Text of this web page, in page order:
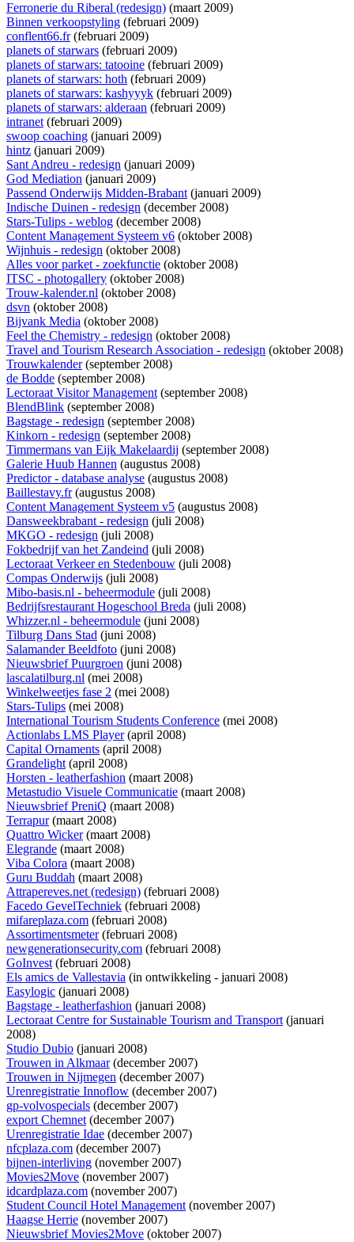
Ferronerie du Riberal (redesign) (maart 2009)
Binnen verkoopstyling (februari 2009)
conflent66.fr(februari 2009)
planets of starwars (februari 2009)
planets of starwars: tatooine (februari 2009)
planets of starwars: hoth (februari 2009)
planets of starwars: kashyyyk (februari 2009)
planets of starwars: alderaan (februari 2009)
intranet(februari 2009)
swoop coaching (januari 2009)
hintz (januari 2009)
Sant Andreu - redesign (januari 2009)
God Mediation (januari 2009)
Passend Onderwijs Midden-Brabant(januari 2009)
Indische Duinen - redesign (december 2008)
Stars-Tulips - weblog (december 2008)
Content Management Systeem v6 (oktober 2008)
Wijnhuis - redesign (oktober 2008)
Alles voor parket - zoekfunctie (oktober 2008)
ITSC - photogallery (oktober 2008)
Trouw-kalender.nl (oktober 2008)
dsvn (oktober 2008)
Bijvank Media (oktober 2008)
Feel the Chemistry - redesign (oktober 2008)
Travel and Tourism Research Association - redesign (oktober 2008)
Trouwkalender(september 2008)
de Bodde (september 2008)
Lectoraat Visitor Management(september 2008)
BlendBlink (september 2008)
Bagstage - redesign (september 2008)
Kinkorn - redesign (september 2008)
Timmermans van Eijk Makelaardij (september 2008)
Galerie Huub Hannen (augustus 2008)
Predictor - database analyse (augustus 2008)
Baillestavy.fr(augustus 2008)
Content Management Systeem v5 (augustus 2008)
Dansweekbrabant - redesign (juli 2008)
MKGO - redesign (juli 2008)
Fokbedrijf van het Zandeind (juli 2008)
Lectoraat Verkeer en Stedenbouw (juli 2008)
Compas Onderwijs (juli 2008)
Mibo-basis.nl - beheermodule (juli 2008)
Bedrijfsrestaurant Hogeschool Breda (juli 2008)
Whizzer.nl - beheermodule (juni 2008)
Tilburg Dans Stad (juni 2008)
Salamander Beeldfoto (juni 2008)
Nieuwsbrief Puurgroen (juni 2008)
lascalatilburg.nl (mei 2008)
Winkelweetjes fase 2 (mei 2008)
Stars-Tulips (mei 2008)
International Tourism Students Conference (mei 2008)
Actionlabs LMS Player(april 2008)
Capital Ornaments (april 2008)
Grandelight(april 2008)
Horsten - leatherfashion (maart 2008)
Metastudio Visuele Communicatie (maart 2008)
Nieuwsbrief PreniQ (maart 2008)
Terrapur(maart 2008)
Quattro Wicker(maart 2008)
Elegrande (maart 2008)
Viba Colora (maart 2008)
Guru Buddah (maart 2008)
Attrapereves.net (redesign) (februari 2008)
Facedo GevelTechniek (februari 2008)
mifareplaza.com (februari 2008)
Assortimentsmeter(februari 2008)
newgenerationsecurity.com (februari 2008)
GoInvest(februari 2008)
Els amics de Vallestavia (in ontwikkeling - januari 2008)
Easylogic (januari 2008)
Bagstage - leatherfashion (januari 2008)
Lectoraat Centre for Sustainable Tourism and Transport(januari
2008)
Studio Dubio (januari 2008)
Trouwen in Alkmaar(december 2007)
Trouwen in Nijmegen (december 2007)
Urenregistratie Innoflow (december 2007)
gp-volvospecials (december 2007)
export Chemnet(december 2007)
Urenregistratie Idae (december 2007)
nfcplaza.com (december 2007)
bijnen-interliving (november 2007)
Movies2Move (november 2007)
idcardplaza.com (november 2007)
Student Council Hotel Management(november 2007)
Haagse Herrie (november 2007)
Nieuwsbrief Movies2Move (oktober 2007)